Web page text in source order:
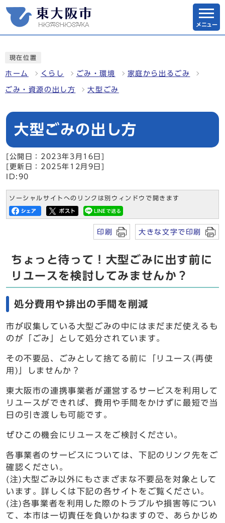
メニュー
現在位置
ホーム くらし ごみ・環境 家庭から出るごみ
ごみ・資源の出し方 大型ごみ
大型ごみの出し方
[公開日：2023年3月16日]
[更新日：2025年12月9日]
ID:90
ソーシャルサイトへのリンクは別ウィンドウで開きます
印刷 大きな文字で印刷
ちょっと待って！大型ごみに出す前に
リユースを検討してみませんか？
処分費用や排出の手間を削減
市が収集している大型ごみの中にはまだまだ使えるも
のが「ごみ」として処分されています。
その不要品、ごみとして捨てる前に「リユース(再使
用)」しませんか？
東大阪市の連携事業者が運営するサービスを利用して
リユースができれば、費用や手間をかけずに最短で当
日の引き渡しも可能です。
ぜひこの機会にリユースをご検討ください。
各事業者のサービスについては、下記のリンク先をご
確認ください。
(注)大型ごみ以外にもさまざまな不要品を対象として
います。詳しくは下記の各サイトをご覧ください。
(注)各事業者を利用した際のトラブルや損害等につい
て、本市は一切責任を負いかねますので、あらかじめ